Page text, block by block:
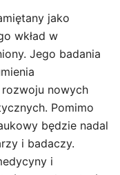
jako
wkład w
Jego badania
nowych
Pomimo
będzie nadal
i badaczy.
i